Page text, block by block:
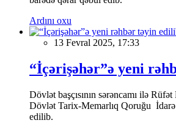
Ardını oxu
13 Fevral 2025, 17:33
“İçərişəhər”ə yeni
Dövlət başçısının sərəncamı ilə
Dövlət Tarix-Memarlıq Qoruğu
edilib.